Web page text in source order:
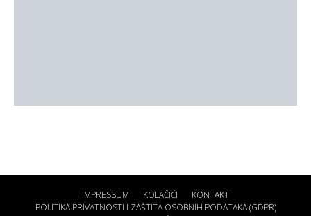
IMPRESSUM KOLAČIĆI
KONTAKT
POLITIKA PRIVATNOSTI I ZAŠTITA OSOBNIH PODATAKA (GDPR)